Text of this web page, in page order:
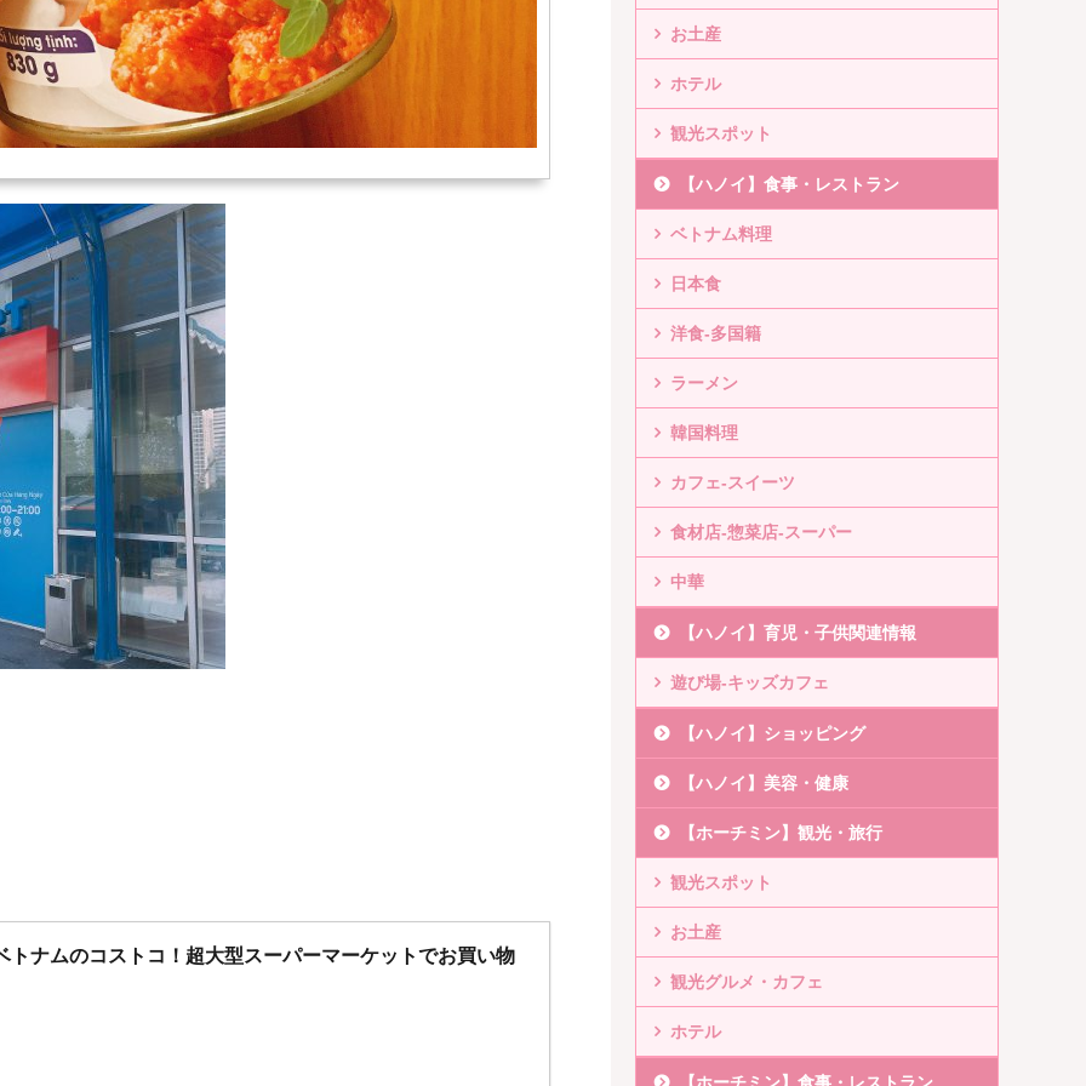
トナムのコストコ！超大型スーパーマーケットでお買い物
お土産
ホテル
観光スポット
【ハノイ】食事・レストラン
ベトナム料理
日本食
洋食-多国籍
ラーメン
韓国料理
カフェ-スイーツ
食材店-惣菜店-スーパー
中華
【ハノイ】育児・子供関連情報
遊び場-キッズカフェ
【ハノイ】ショッピング
【ハノイ】美容・健康
【ホーチミン】観光・旅行
観光スポット
お土産
観光グルメ・カフェ
ホテル